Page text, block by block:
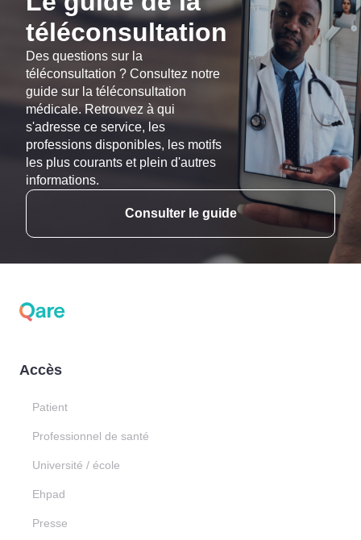
téléconsultation
Des questions sur la
téléconsultation ? Consultez notre
guide sur la téléconsultation
médicale. Retrouvez à qui
s'adresse ce service, les
professions disponibles, les motifs
les plus courants et plein d'autres
informations.
Consulter le guide
Accès
Patient
Professionnel de santé
Université / école
Ehpad
Presse